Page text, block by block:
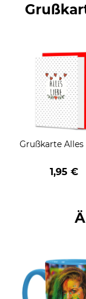
Grußkarte Alles
1,95 €